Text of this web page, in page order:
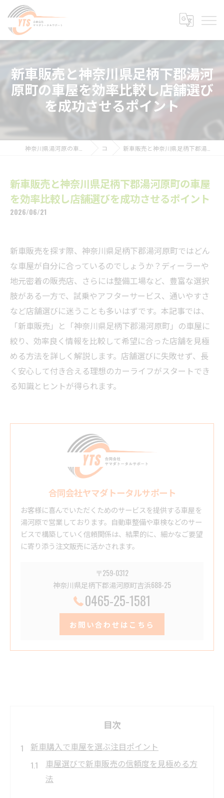
新車販売と神奈川県足柄下郡湯河
原町の車屋を効率比較し店舗選び
を成功させるポイント
コラム 新車販売と神奈川県足柄下郡湯河原町の車屋を効率比較し店舗選びを成功させるポイント
新車販売と神奈川県足柄下郡湯河原町の車屋
を効率比較し店舗選びを成功させるポイント
2026/06/21
新車販売を探す際、神奈川県足柄下郡湯河原町ではどん
な車屋が自分に合っているのでしょうか？ディーラーや
地元密着の販売店、さらには整備工場など、豊富な選択
肢がある一方で、試乗やアフターサービス、通いやすさ
など店舗選びに迷うことも多いはずです。本記事では、
「新車販売」と「神奈川県足柄下郡湯河原町」の車屋に
絞り、効率良く情報を比較して希望に合った店舗を見極
める方法を詳しく解説します。店舗選びに失敗せず、長
く安心して付き合える理想のカーライフがスタートでき
る知識とヒントが得られます。
合同会社ヤマダトータルサポート
お客様に喜んでいただくためのサービスを提供する車屋を
湯河原で営業しております。自動車整備や車検などのサー
ビスで構築していく信頼関係は、結果的に、細かなご要望
に寄り添う注文販売に活かされます。
〒259-0312
神奈川県足柄下郡湯河原町吉浜688-25
0465-25-1581
お問い合わせはこちら
目次
新車購入で車屋を選ぶ注目ポイント
車屋選びで新車販売の信頼度を見極める方
法